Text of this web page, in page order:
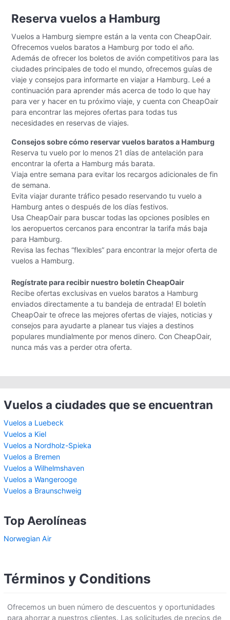
Reserva vuelos a Hamburg
Vuelos a Hamburg siempre están a la venta con CheapOair.
Ofrecemos vuelos baratos a Hamburg por todo el año.
Además de ofrecer los boletos de avión competitivos para las
ciudades principales de todo el mundo, ofrecemos guías de
viaje y consejos para informarte en viajar a Hamburg. Leé a
continuación para aprender más acerca de todo lo que hay
para ver y hacer en tu próximo viaje, y cuenta con CheapOair
para encontrar las mejores ofertas para todas tus
necesidades en reservas de viajes.
Consejos sobre cómo reservar vuelos baratos a Hamburg
Reserva tu vuelo por lo menos 21 días de antelación para
encontrar la oferta a Hamburg más barata.
Viaja entre semana para evitar los recargos adicionales de fin
de semana.
Evita viajar durante tráfico pesado reservando tu vuelo a
Hamburg antes o después de los días festivos.
Usa CheapOair para buscar todas las opciones posibles en
los aeropuertos cercanos para encontrar la tarifa más baja
para Hamburg.
Revisa las fechas “flexibles” para encontrar la mejor oferta de
vuelos a Hamburg.
Regístrate para recibir nuestro boletín CheapOair
Recibe ofertas exclusivas en vuelos baratos a Hamburg
enviados directamente a tu bandeja de entrada! El boletín
CheapOair te ofrece las mejores ofertas de viajes, noticias y
consejos para ayudarte a planear tus viajes a destinos
populares mundialmente por menos dinero. Con CheapOair,
nunca más vas a perder otra oferta.
Vuelos a ciudades que se encuentran
Vuelos a Luebeck
Vuelos a Kiel
Vuelos a Nordholz-Spieka
Vuelos a Bremen
Vuelos a Wilhelmshaven
Vuelos a Wangerooge
Vuelos a Braunschweig
Top Aerolíneas
Norwegian Air
Términos y Conditions
Ofrecemos un buen número de descuentos y oportunidades
para ahorrar a nuestros clientes. Las solicitudes de precios de